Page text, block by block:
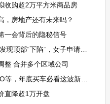
收购超2万平方米商品房
，房地产还有未来吗？
一会背后的隐秘信号
下陷”，女子申请退房两年无果
整 合并多个区域公司
，年底买车必看这波新车！
直降超1万开盘